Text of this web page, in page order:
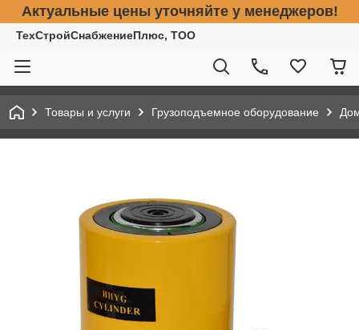
Актуальные цены уточняйте у менеджеров!
ТехСтройСнабжениеПлюс, ТОО
Товары и услуги Грузоподъемное оборудование